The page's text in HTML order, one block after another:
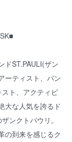
ドST.PAULI(ザン
ーティスト、パン
ト、アクティビ
大な人気を誇るド
ンクトパウリ。
の到来を感じるク